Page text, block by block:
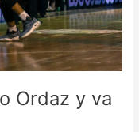
Ordaz y va